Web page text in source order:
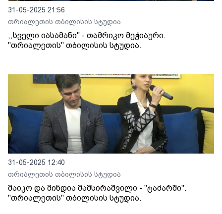
31-05-2025 21:56
თრიალეთის თბილისის სტუდია
,,სველი იასამანი" - თამრიკო მეჭიაური.
"თრიალეთის" თბილისის სტუდია.
31-05-2025 12:40
თრიალეთის თბილისის სტუდია
მაიკო და მინდია მამსირაშვილი - "ტაძარში".
"თრიალეთის" თბილისის სტუდია.